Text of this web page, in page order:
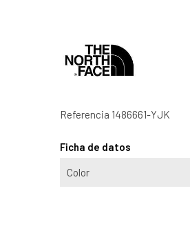
Referencia 1486661-YJK
Ficha de datos
Color